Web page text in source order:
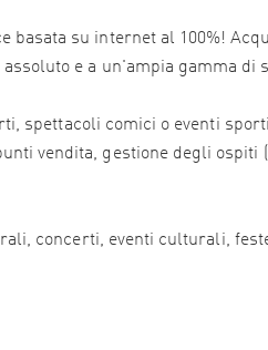
basata su internet al 100%!
e a un'ampia gamma di
spettacoli comici o eventi
vendita, gestione degli
concerti, eventi culturali,